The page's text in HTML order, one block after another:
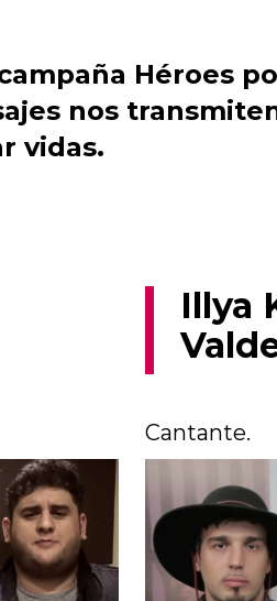
Héroes
nos
vidas.
Illya
Cantante.